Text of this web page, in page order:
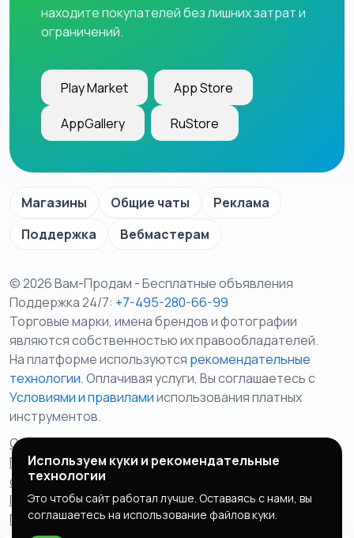
находите покупателей без лишних затрат и
ограничений.
Play Market App Store
AppGallery RuStore
Магазины Общие чаты
Реклама
Поддержка
Вебмастерам
© 2026 Вам-Продам - Бесплатные объявления
Поддержка 24/7: +7-495-280-66-99
Торговые марки, имена брендов и фотографии
являются собственностью их правообладателей.
На платформе используются рекомендательные
технологии. Оплачивая услуги, Вы соглашаетесь c
Условиями и правиламииспользования платных
инструментов.
Отказ от ответственности
Правила сервиса
Политика конфиденциальности
Пользовательское
соглашение
Запрещенные товары/услуги
Правообладателям
Партнерская программа
Политика cookie
Используем куки и рекомендательные
технологии
Это чтобы сайт работал лучше. Оставаясь с нами, вы
соглашаетесь на использование файлов куки.